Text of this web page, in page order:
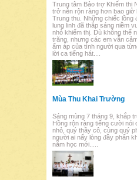
Trung tâm Bảo trợ Khiếm thị
trở nên rộn ràng hơn bao giờ
Trung thu. Những chiếc lồng
lung linh đã thắp sáng niềm
nhỏ khiếm thị. Dù không thể
trăng, nhưng các em vẫn
ấm áp của tình người qua
lời ca tiếng hát....
Mùa Thu Khai Trường
Sáng mùng 7 tháng 9, khắp
Hồng rộn ràng tiếng cười nói
nhỏ, quý thầy cô, cùng quý
người ai nấy lòng đầy phấn
năm học mới.....